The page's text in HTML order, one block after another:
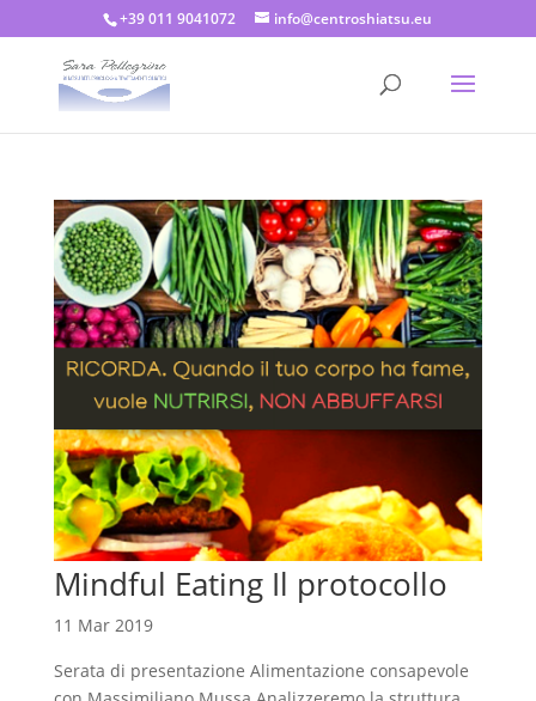
+39 011 9041072 info@centroshiatsu.eu
Mindful Eating Il protocollo
11 Mar 2019
Serata di presentazione Alimentazione consapevole